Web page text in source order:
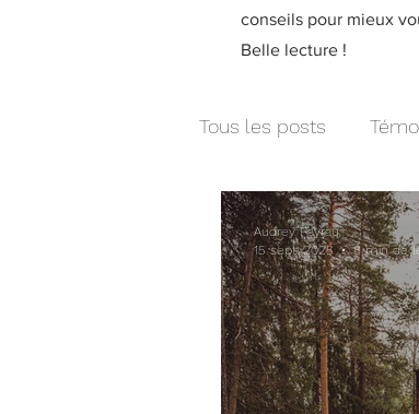
conseils pour mieux
Belle lecture !
Tous les posts
Entrepreneuriat
Audrey Payrau
15 sept. 2025
8 min de